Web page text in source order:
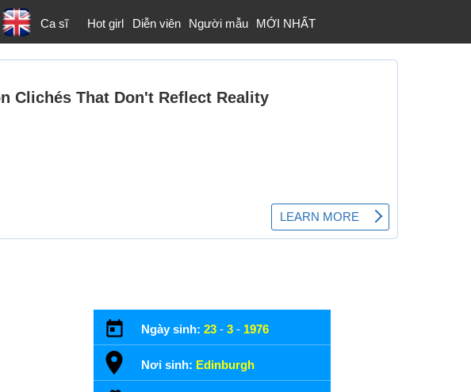
Ca sĩ Hot girl Diễn viên Người mẫu MỚI NHẤT
Ngày sinh: 23 - 3 - 1976
Nơi sinh: Edinburgh